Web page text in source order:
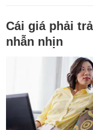
Cái giá phải
nhẫn nhịn